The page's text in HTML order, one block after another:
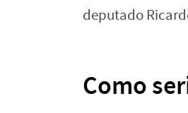
deputado
Como